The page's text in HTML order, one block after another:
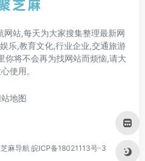
站,每天为大家搜集整理最新网
乐,教育文化,行业企业,交通旅游
你将不会再为找网站而烦恼,请大
使用。
地图
麻导航 皖ICP备18021113号-3